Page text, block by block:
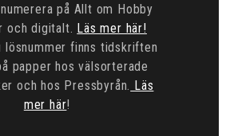
på Allt om Hobby
och digitalt. Läs mer här!
lösnummer finns tidskriften
papper hos välsorterade
och hos Pressbyrån. Läs
mer här!